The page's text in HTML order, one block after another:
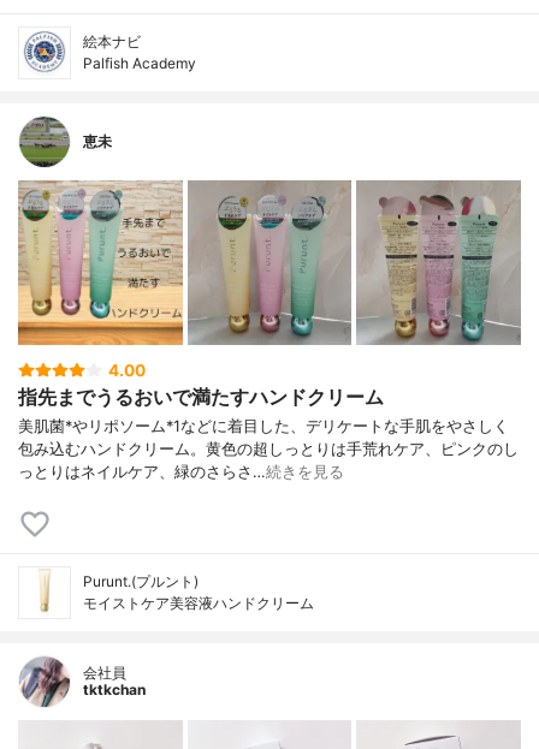
絵本ナビ
Palfish Academy
恵未
4.00
指先までうるおいで満たすハンドクリーム
美肌菌*やリポソーム*1などに着目した、デリケートな手肌をやさしく
包み込むハンドクリーム。黄色の超しっとりは手荒れケア、ピンクのし
っとりはネイルケア、緑のさらさ…続きを見る
Purunt.(プルント)
モイストケア美容液ハンドクリーム
会社員
tktkchan